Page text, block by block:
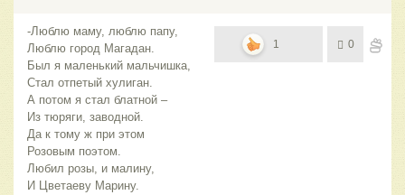
-Люблю маму, люблю папу,
Люблю город Магадан.
Был я маленький мальчишка,
Стал отпетый хулиган.
А потом я стал блатной –
Из тюряги, заводной.
Да к тому ж при этом
Розовым поэтом.
Любил розы, и малину,
И Цветаеву Марину.
1 0